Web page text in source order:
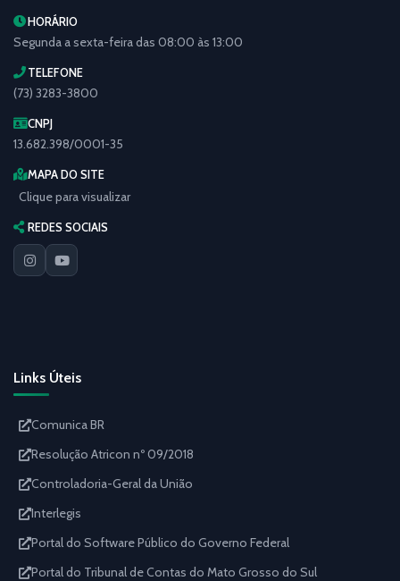
HORÁRIO
Segunda a sexta-feira das 08:00 às 13:00
TELEFONE
(73) 3283-3800
CNPJ
13.682.398/0001-35
MAPA DO SITE
Clique para visualizar
REDES SOCIAIS
Links Úteis
Comunica BR
Resolução Atricon nº 09/2018
Controladoria-Geral da União
Interlegis
Portal do Software Público do Governo Federal
Portal do Tribunal de Contas do Mato Grosso do Sul